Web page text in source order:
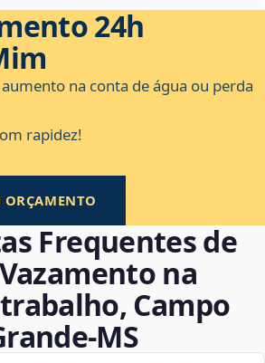
24h
na conta de água ou perda
rapidez!
ORÇAMENTO
Frequentes de
na
Campo